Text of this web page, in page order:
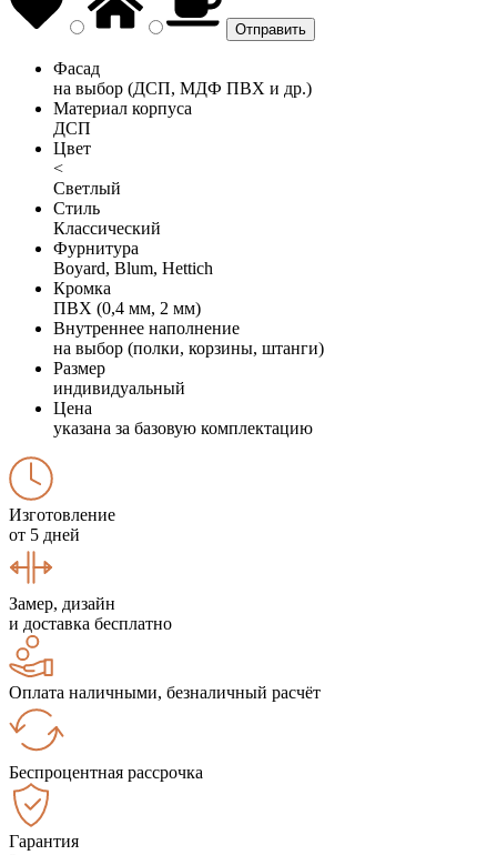
Фасад
на выбор (ДСП, МДФ ПВХ и др.)
Материал корпуса
ДСП
Цвет
<
Светлый
Стиль
Классический
Фурнитура
Boyard, Blum, Hettich
Кромка
ПВХ (0,4 мм, 2 мм)
Внутреннее наполнение
на выбор (полки, корзины, штанги)
Размер
индивидуальный
Цена
указана за базовую комплектацию
Изготовление
от 5 дней
Замер, дизайн
и доставка бесплатно
Оплата наличными, безналичный расчёт
Беспроцентная рассрочка
Гарантия